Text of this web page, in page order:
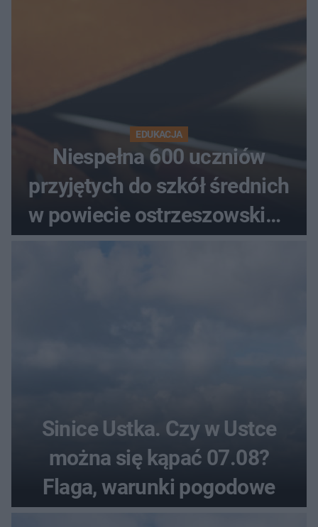
EDUKACJA
Niespełna 600 uczniów
przyjętych do szkół średnich
w powiecie ostrzeszowskim.
Które kierunki wybierali
Sinice Ustka. Czy w Ustce
można się kąpać 07.08?
Flaga, warunki pogodowe